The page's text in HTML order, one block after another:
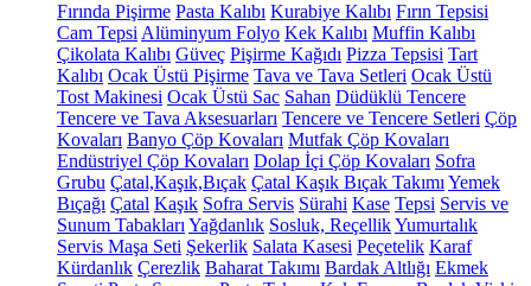
Fırında Pişirme Pasta Kalıbı Kurabiye Kalıbı Fırın Tepsisi
Cam Tepsi Alüminyum Folyo Kek Kalıbı Muffin Kalıbı
Çikolata Kalıbı Güveç Pişirme Kağıdı Pizza Tepsisi Tart
Kalıbı Ocak Üstü Pişirme Tava ve Tava Setleri Ocak Üstü
Tost Makinesi Ocak Üstü Sac Sahan Düdüklü Tencere
Tencere ve Tava Aksesuarları Tencere ve Tencere Setleri Çöp
Kovaları Banyo Çöp Kovaları Mutfak Çöp Kovaları
Endüstriyel Çöp Kovaları Dolap İçi Çöp Kovaları Sofra
Grubu Çatal,Kaşık,Bıçak Çatal Kaşık Bıçak Takımı Yemek
Bıçağı Çatal Kaşık Sofra Servis Sürahi Kase Tepsi Servis ve
Sunum Tabakları Yağdanlık Sosluk, ReçellikYumurtalık
Servis Maşa Seti Şekerlik Salata Kasesi Peçetelik Karaf
Kürdanlık Çerezlik Baharat Takımı Bardak Altlığı Ekmek